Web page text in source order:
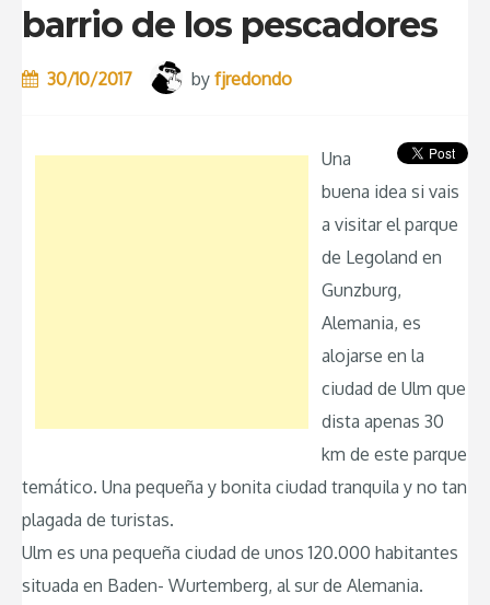
barrio de los pescadores
30/10/2017 by fjredondo
Una
buena idea si vais
a visitar el parque
de Legoland en
Gunzburg,
Alemania, es
alojarse en la
ciudad de Ulm que
dista apenas 30
km de este parque
temático. Una pequeña y bonita ciudad tranquila y no tan
plagada de turistas.
Ulm es una pequeña ciudad de unos 120.000 habitantes
situada en Baden- Wurtemberg, al sur de Alemania.